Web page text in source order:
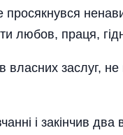
просякнувся
любов, праця,
власних заслуг,
і закінчив